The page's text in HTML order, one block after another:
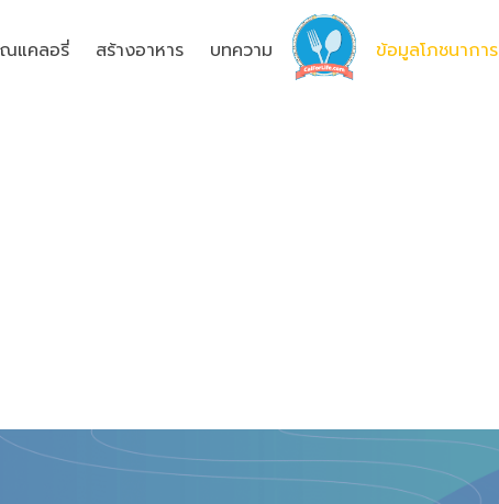
แคลอรี่ สร้างอาหาร บทความ ข้อมูลโภชนาการ